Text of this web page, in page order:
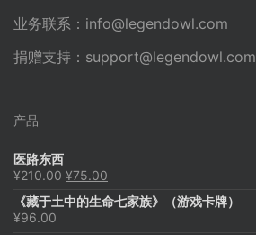
业务联系： info@legendowl.com
捐赠支持： support@legendowl.com
产品
医路东西
¥210.00 原
为：
¥75.00
价
《藏于土中的生命七家族》（游戏卡牌）
¥96.00